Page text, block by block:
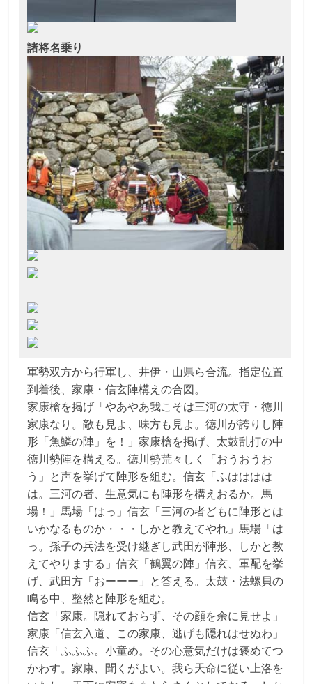
諸将名乗り
軍勢双方から行軍し、井伊・山県ら合流。指定位置
到着後、家康・信玄陣構えの合図。
家康槍を掲げ「やあやあ我こそは三河の太守・徳川
家康なり。敵も見よ、味方も見よ。徳川が誇りし陣
形「魚鱗の陣」を！」家康槍を掲げ、太鼓乱打の中
徳川勢陣を構える。徳川勢荒々しく「おうおうお
う」と声を挙げて陣形を組む。信玄「ふはははは
は。三河の者、生意気にも陣形を構えおるか。馬
場！」馬場「はっ」信玄「三河の者どもに陣形とは
いかなるものか・・・しかと教えてやれ」馬場「は
っ。孫子の兵法を受け継ぎし武田が陣形、しかと教
えてやりまする」信玄「鶴翼の陣」信玄、軍配を挙
げ、武田方「おーーー」と答える。太鼓・法螺貝の
鳴る中、整然と陣形を組む。
信玄「家康。隠れておらず、その顔を余に見せよ」
家康「信玄入道、この家康、逃げも隠れはせぬわ」
信玄「ふふふ。小童め。その心意気だけは褒めてつ
かわす。家康、聞くがよい。我ら天命に従い上洛を